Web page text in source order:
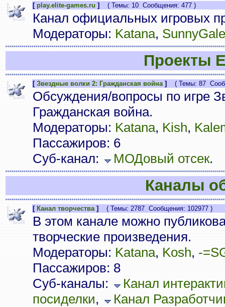
[ play.elite-games.ru ] ( Темы: 10 Сообщения: 477 )
Канал официальных игровых
Модераторы: Katana, SunnyGale
Проекты
[ Звездные волки 2: Гражданская война] ( Темы: 87
Обсуждения/вопросы по игре
Гражданская война.
Модераторы: Katana, Kish,
Пассажиров: 6
Суб-канал:
МОДовый отсек.
Каналы
[ Канал творчества] ( Темы: 2787 Сообщения: 102977 )
В этом канале можно
творческие произведения.
Модераторы: Katana, Kosh, -
Пассажиров: 8
Суб-каналы:
Канал
посиделки, Канал